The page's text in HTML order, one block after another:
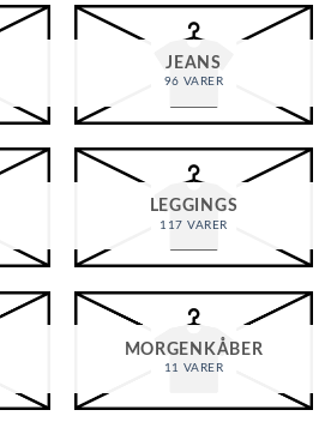
JEANS
96 VARER
LEGGINGS
117 VARER
MORGENKÅBER
11 VARER